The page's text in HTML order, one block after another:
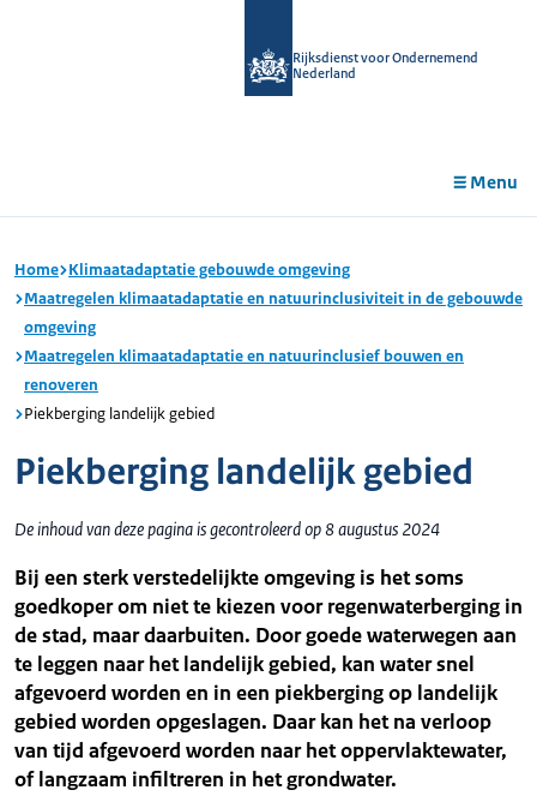
Rijksdienst voor Ondernemend
Nederland
Menu
Home Klimaatadaptatie gebouwde omgeving
Maatregelen klimaatadaptatie en natuurinclusiviteit in de gebouwde
omgeving
Maatregelen klimaatadaptatie en natuurinclusief bouwen en
renoveren
Piekberging landelijk gebied
Piekberging landelijk gebied
De inhoud van deze pagina is gecontroleerd op 8 augustus 2024
Bij een sterk verstedelijkte omgeving is het soms
goedkoper om niet te kiezen voor regenwaterberging in
de stad, maar daarbuiten. Door goede waterwegen aan
te leggen naar het landelijk gebied, kan water snel
afgevoerd worden en in een piekberging op landelijk
gebied worden opgeslagen. Daar kan het na verloop
van tijd afgevoerd worden naar het oppervlaktewater,
of langzaam infiltreren in het grondwater.